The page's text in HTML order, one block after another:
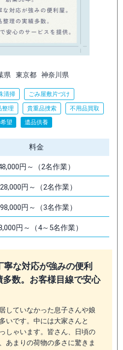
県 東京都 神奈川県
清掃 ごみ屋敷片づけ
整理 貴重品捜索
不用品買取
望 遺品供養
料金
円～（2名作業）
円～（2名作業）
円～（3名作業）
円～（4～5名作業）
な対応が強みの便利
数。お客様目線で安心
していなかった息子さんや娘
いです。中には大家さんと
しゃいます。皆さん、日頃の
あまりの荷物の多さに驚きま